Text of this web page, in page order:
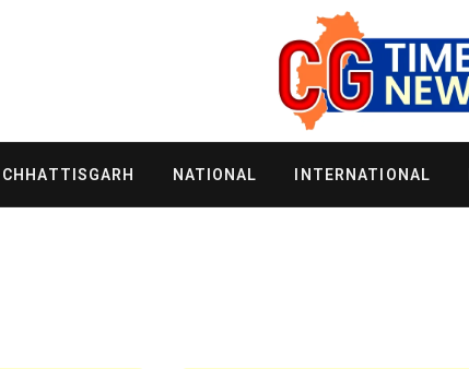
CHHATTISGARH NATIONAL INTERNATIONAL